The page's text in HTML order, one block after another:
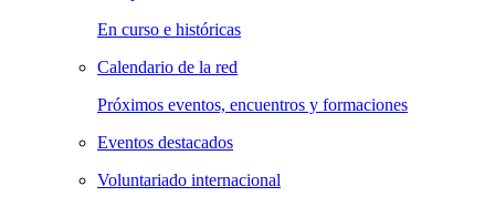
En curso e históricas
Calendario de la red
Próximos eventos, encuentros y formaciones
Eventos destacados
Voluntariado internacional